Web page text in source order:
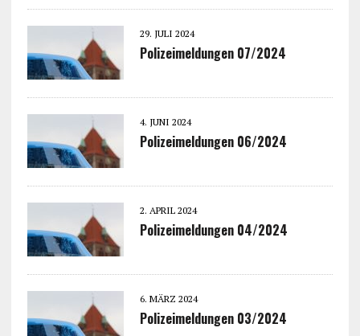
29. JULI 2024
Polizeimeldungen 07/2024
4. JUNI 2024
Polizeimeldungen 06/2024
2. APRIL 2024
Polizeimeldungen 04/2024
6. MÄRZ 2024
Polizeimeldungen 03/2024